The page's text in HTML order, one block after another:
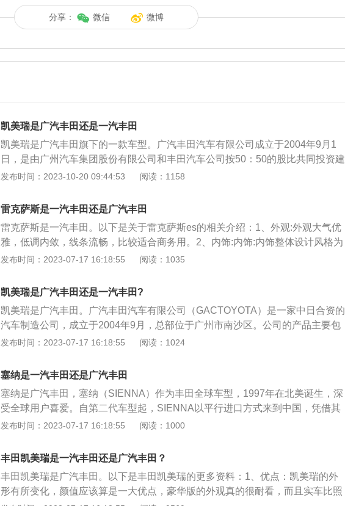
分享： 微信 微博
凯美瑞是广汽丰田还是一汽丰田
凯美瑞是广汽丰田旗下的一款车型。广汽丰田汽车有限公司成立于2004年9月1
日，是由广州汽车集团股份有限公司和丰田汽车公司按50：50的股比共同投资建
设和经营的企业，合资年限30年，注册资本84223万美元。公司位于广州南沙
（含凯美瑞双擎）、HIGHLANDER汉兰达、C-HR、YARiSL致炫、LEVIN雷凌
（含雷凌双擎）、YARiSL致享系列轿车。以凯美瑞2022款2.0GVP领先版为例，
其长宽高分别为4885*1840*1455毫米，轴距为2825毫米，前轮距1585毫米，后
轮距1595毫米，整备质量为1550千克。动力方面，其搭载了2.0L178马力L4发动
机，型号为M20C。最大功率131千瓦，最大扭矩210牛米。（数据来源有驾官
格均源自丰田最新的“KeenLook”设计语言。豪华版车型采用巨幅的梯形横条格
栅，车身呈流线姿态，腰线更低，延长的车顶后部增加了后排头部空间。运动版
车型采用三层格栅前脸，并首次采用双色车身、“纯黑”车厢设计，尾部采用双侧
凸显其身份。混动版车型，其新增了运动版造型，整体维持了现款燃油运动版车
车前脸采用了X造型，其格栅内部采用黑色网状材质，而中央丰田LOGO加入蓝色
元素进行点缀，视觉效果较为突出。
发布时间：2023-10-20 09:44:53 阅读：1158
雷克萨斯是一汽丰田还是广汽丰田
雷克萨斯是一汽丰田。以下是关于雷克萨斯es的相关介绍：1、外观:外观大气优
雅，低调内敛，线条流畅，比较适合商务用。2、内饰:内饰:内饰整体设计风格为
商务豪华型，配置丰富，做工精致细腻，坐椅舒适；全景天窗设计以及导航系统
内部空间宽阔充足，座椅宽大，乘坐宽松得体。
发布时间：2023-07-17 16:18:55 阅读：1035
凯美瑞是广汽丰田还是一汽丰田?
凯美瑞是广汽丰田。广汽丰田汽车有限公司（GACTOYOTA）是一家中日合资的
汽车制造公司，成立于2004年9月，总部位于广州市南沙区。公司的产品主要包
括凯美瑞和雅力士两大车型。2008年9月23日，广州丰田汽车有限公司更名为广
车行业最快速度的记录。公司位于中国最具活力的珠三角的几何中心--广州南沙
区，占地面积187万平方米，建筑面积44万平方米。公司共有员工6800余人，其
中大专及其以上学历者达24.9%，平均年龄为23.8岁。现有凯美瑞（含混合动
力）、雅力士和汉兰达三款车型，两条生产线，年产能36万辆，其中第一生产线
产能20万辆/年，第二条生产线产能16万辆/年。
发布时间：2023-07-17 16:18:55 阅读：1024
塞纳是一汽丰田还是广汽丰田
塞纳是广汽丰田，塞纳（SIENNA）作为丰田全球车型，1997年在北美诞生，深
受全球用户喜爱。自第二代车型起，SIENNA以平行进口方式来到中国，凭借其
舒适可靠赢得诸多用户信赖，构筑了良好口碑。塞纳借鉴了丰田汽车的历史，新
之前的丰田车型，塞纳印象最深的是其超大的尺寸。大灯采用氙气光源，镜片让
大灯看起来更加生动时尚。侧面设计饱满，搭配行李架和大面积窗户的设计不是
很死板，车轮方面，采用固特异车轮，注重舒适性和公路驾驶性。内饰介绍:仪表
很有设计感，有些机车风格。内饰整体豪华精致，造型非常科学，令人印象深
发布时间：2023-07-17 16:18:55 阅读：1000
丰田凯美瑞是一汽丰田还是广汽丰田？
丰田凯美瑞是广汽丰田。以下是丰田凯美瑞的更多资料：1、优点：凯美瑞的外
形有所变化，颜值应该算是一大优点，豪华版的外观真的很耐看，而且实车比照